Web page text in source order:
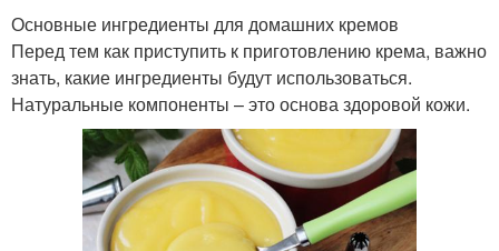
Основные ингредиенты для домашних кремов
Перед тем как приступить к приготовлению крема, важно
знать, какие ингредиенты будут использоваться.
Натуральные компоненты – это основа здоровой кожи.